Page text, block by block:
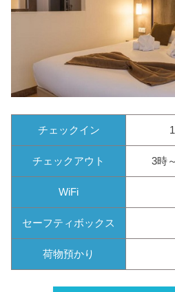
チェックイン
チェックアウト 3時
WiFi
セーフティボックス
荷物預かり